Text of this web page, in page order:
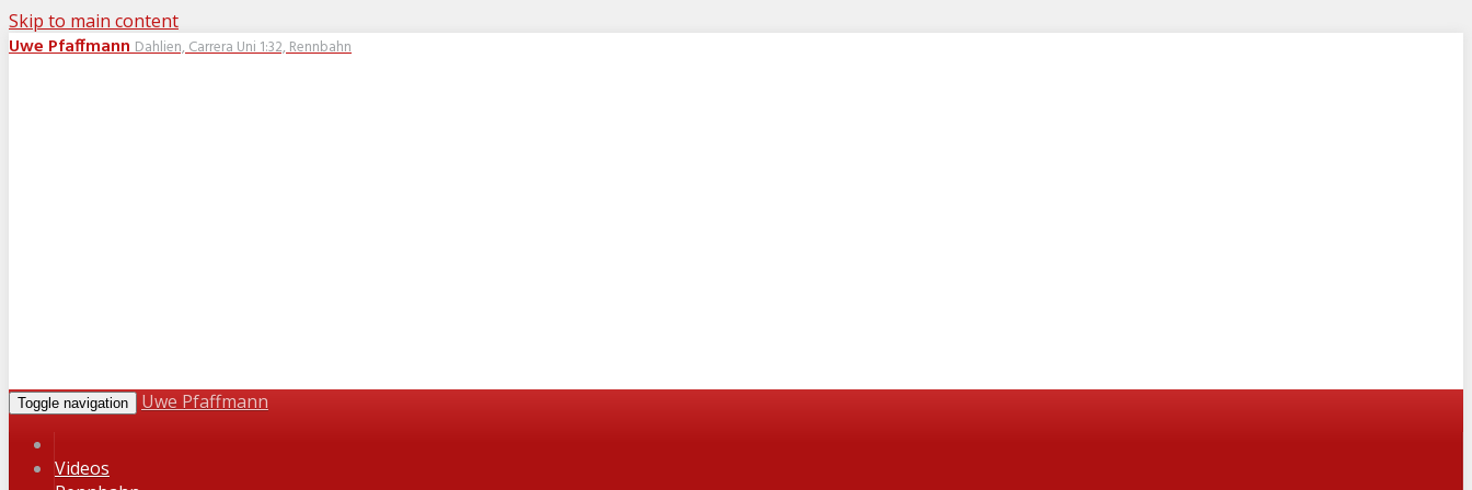
Skip to main content
Uwe PfaffmannDahlien, Carrera Uni 1:32, Rennbahn
Toggle navigation Uwe Pfaffmann
Videos